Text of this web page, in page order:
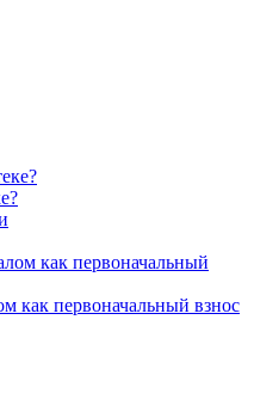
как первоначальный взнос